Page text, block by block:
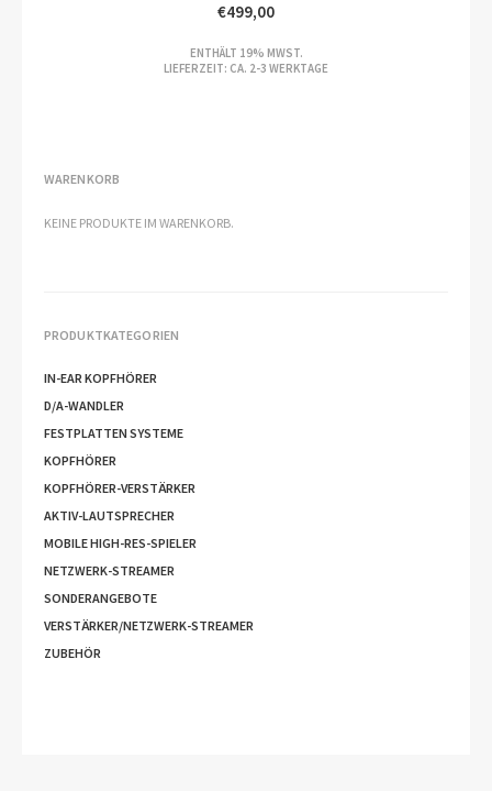
€499,00
ENTHÄLT 19% MWST.
LIEFERZEIT: CA. 2-3 WERKTAGE
WARENKORB
KEINE PRODUKTE IM WARENKORB.
PRODUKTKATEGORIEN
IN-EAR KOPFHÖRER
D/A-WANDLER
FESTPLATTEN SYSTEME
KOPFHÖRER
KOPFHÖRER-VERSTÄRKER
AKTIV-LAUTSPRECHER
MOBILE HIGH-RES-SPIELER
NETZWERK-STREAMER
SONDERANGEBOTE
VERSTÄRKER/NETZWERK-STREAMER
ZUBEHÖR